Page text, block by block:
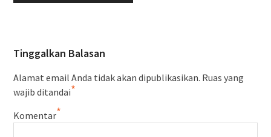
Tinggalkan Balasan
Alamat email Anda tidak akan dipublikasikan. Ruas yang
wajib ditandai*
Komentar*